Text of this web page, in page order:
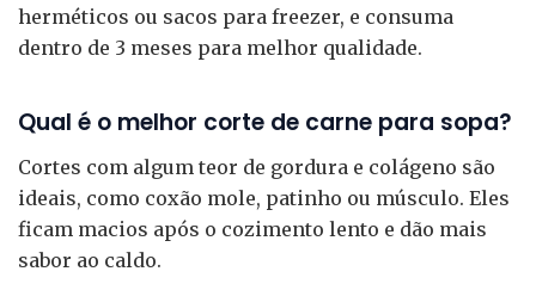
herméticos ou sacos para freezer, e consuma
dentro de 3 meses para melhor qualidade.
Qual é o melhor corte de carne para sopa?
Cortes com algum teor de gordura e colágeno são
ideais, como coxão mole, patinho ou músculo. Eles
ficam macios após o cozimento lento e dão mais
sabor ao caldo.